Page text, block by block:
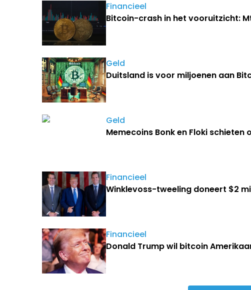
Financieel
Bitcoin-crash in het vooruitzicht:
Geld
Duitsland is voor miljoenen aan
Geld
Memecoins Bonk en Floki
Financieel
Winklevoss-tweeling doneert $2
Financieel
Donald Trump wil bitcoin